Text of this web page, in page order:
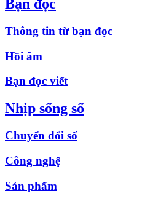
Bạn đọc
Thông tin từ bạn đọc
Hồi âm
Bạn đọc viết
Nhịp sống số
Chuyển đổi số
Công nghệ
Sản phẩm